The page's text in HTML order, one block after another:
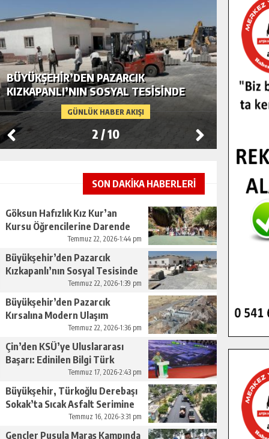
GÜNLÜK HABER AKIŞI
BÜYÜKŞEHIR’DEN PAZARCIK
KIZKAPANLI’NIN SOSYAL TESISINDE
ÇEVRE DÜZENLEMESI.
2 /10
SON DAKİKA HABERLERİ
Göksun Hafızlık Kız Kur’an
Kursu Öğrencilerine Darende
Temmuz 22, 2026-1:44 pm
Büyükşehir’den Pazarcık
Kızkapanlı’nın Sosyal Tesisinde
Çevre Düzenlemesi.Temmuz 22, 2026-1:39 pm
Büyükşehir’den Pazarcık
Kırsalına Modern Ulaşım
Temmuz 22, 2026-1:36 pm
Çin’den KSÜ’ye Uluslararası
Başarı: Edinilen Bilgi Türk
Tarımına Katkı Sağlayacak.
Temmuz 17, 2026-2:43 pm
Büyükşehir, Türkoğlu Derebaşı
Sokak’ta Sıcak Asfalt Serimine
Temmuz 16, 2026-3:31 pm
Gençler Pusula Maraş Kampında